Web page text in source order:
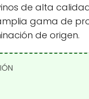
de alta
gama de
de origen.